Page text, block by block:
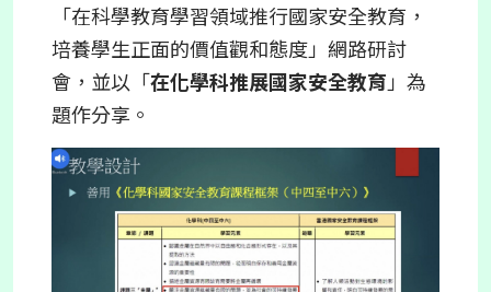
「在科學教育學習領域推行國家安全教育，
培養學生正面的價值觀和態度」網路研討
會，並以「在化學科推展國家安全教育」為
題作分享。